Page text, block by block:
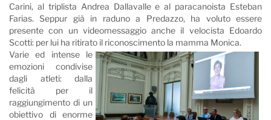
Carini, al triplista Andrea Dallavalle e al paracanoista Esteban
Farias. Seppur già in raduno a Predazzo, ha voluto essere
presente con un videomessaggio anche il velocista Edoardo
Scotti: per lui ha ritirato il riconoscimento la mamma Monica.
Varie ed intense le
emozioni condivise
dagli atleti: dalla
felicità per il
raggiungimento di un
obiettivo di enorme